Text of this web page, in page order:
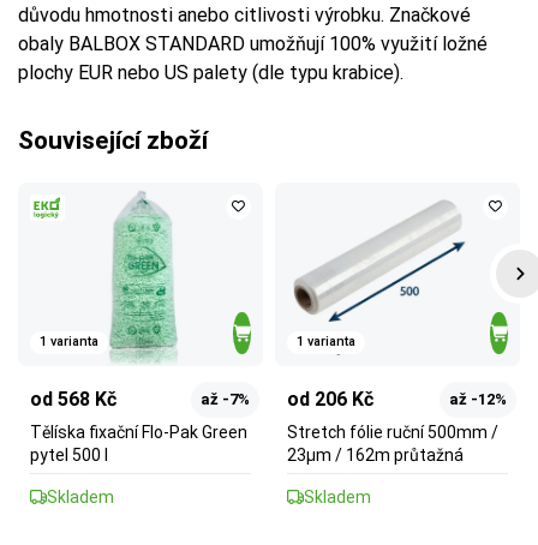
důvodu hmotnosti anebo citlivosti výrobku. Značkové
obaly BALBOX STANDARD umožňují 100% využití ložné
plochy EUR nebo US palety (dle typu krabice).
Související zboží
1 varianta
od 568 Kč až -7%
Tělíska fixační Flo-Pak Green
pytel 500 l
Skladem
1 varianta
od 206 Kč až -12%
Stretch fólie ruční 500mm /
23µm / 162m průtažná
Skladem